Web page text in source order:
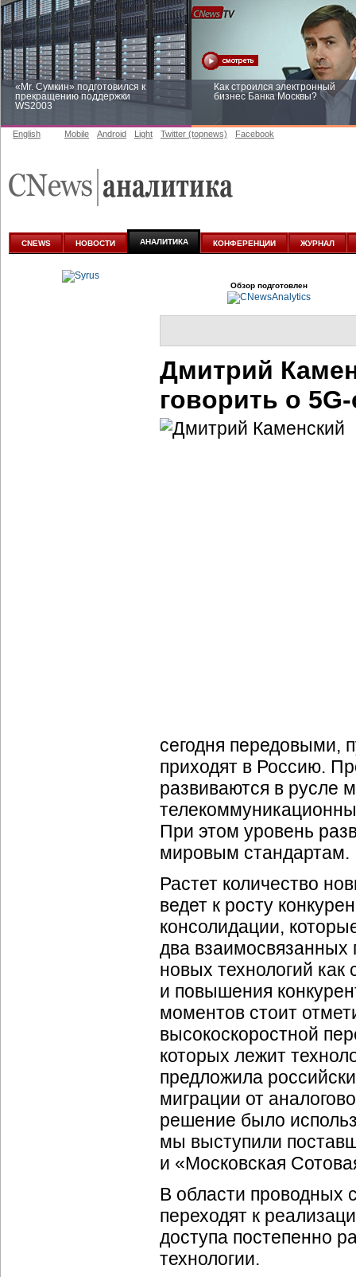
«Mr. Сумкин» подготовился к
прекращению поддержки
WS2003
Как строился электронный
бизнес Банка Москвы?
аналитике
English Mobile Android Light Twitter (topnews) Facebook
CNEWS НОВОСТИ АНАЛИТИКА КОНФЕРЕНЦИИ ЖУРНАЛ
Обзор подготовлен
Дмитрий
говорить о 5
сегодня передовыми,
приходят в Россию.
развиваются в русле
При этом уровень
мировым стандартам.
Растет количество
ведет к росту
консолидации,
два взаимосвязанных
новых технологий
и повышения
моментов стоит
высокоскоростной
которых лежит
предложила
миграции от
решение было
мы выступили
и «Московская
В области проводных
переходят к
доступа постепенно
технологии.